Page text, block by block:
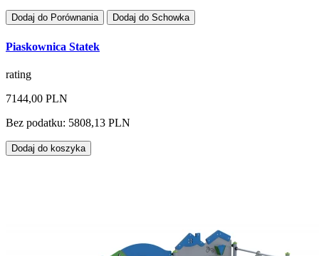
Dodaj do Porównania Dodaj do Schowka
Piaskownica Statek
rating
7144,00 PLN
Bez podatku: 5808,13 PLN
Dodaj do koszyka